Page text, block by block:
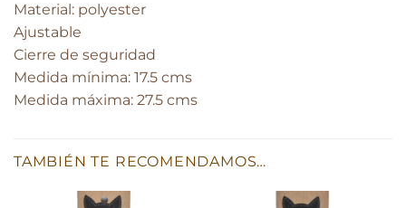
Material: polyester
Ajustable
Cierre de seguridad
Medida mínima: 17.5 cms
Medida máxima: 27.5 cms
TAMBIÉN TE RECOMENDAMOS…